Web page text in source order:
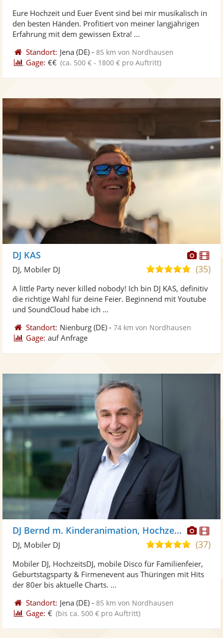
Fotos
5
Eure Hochzeit und Euer Event sind bei mir musikalisch in
den besten Händen. Profitiert von meiner langjährigen
Erfahrung mit dem gewissen Extra! ...
Standort: Jena (DE) -85 km von Nordhausen
Gage: €€ (ca. 500 € - 1800 € pro Auftritt)
Fotos
DJ KAS
5,0
5
(35)
DJ, Mobiler DJ
A little Party never killed nobody! Ich bin DJ KAS, definitiv
die richtige Wahl für deine Feier. Beginnend mit Youtube
und SoundCloud habe ich ...
Standort: Nienburg (DE) -74 km von Nordhausen
Gage: auf Anfrage
Fotos
DJ Bernd m. Kinderanimation, HochzeitsDJ
5,0
5
(37)
DJ, Mobiler DJ
Mobiler DJ, HochzeitsDJ, mobile Disco für Familienfeier,
Geburtstagsparty & Firmenevent aus Thüringen mit Hits
der 80er bis aktuelle Charts. ...
Standort: Jena (DE) -85 km von Nordhausen
Gage: € (bis ca. 500 € pro Auftritt)